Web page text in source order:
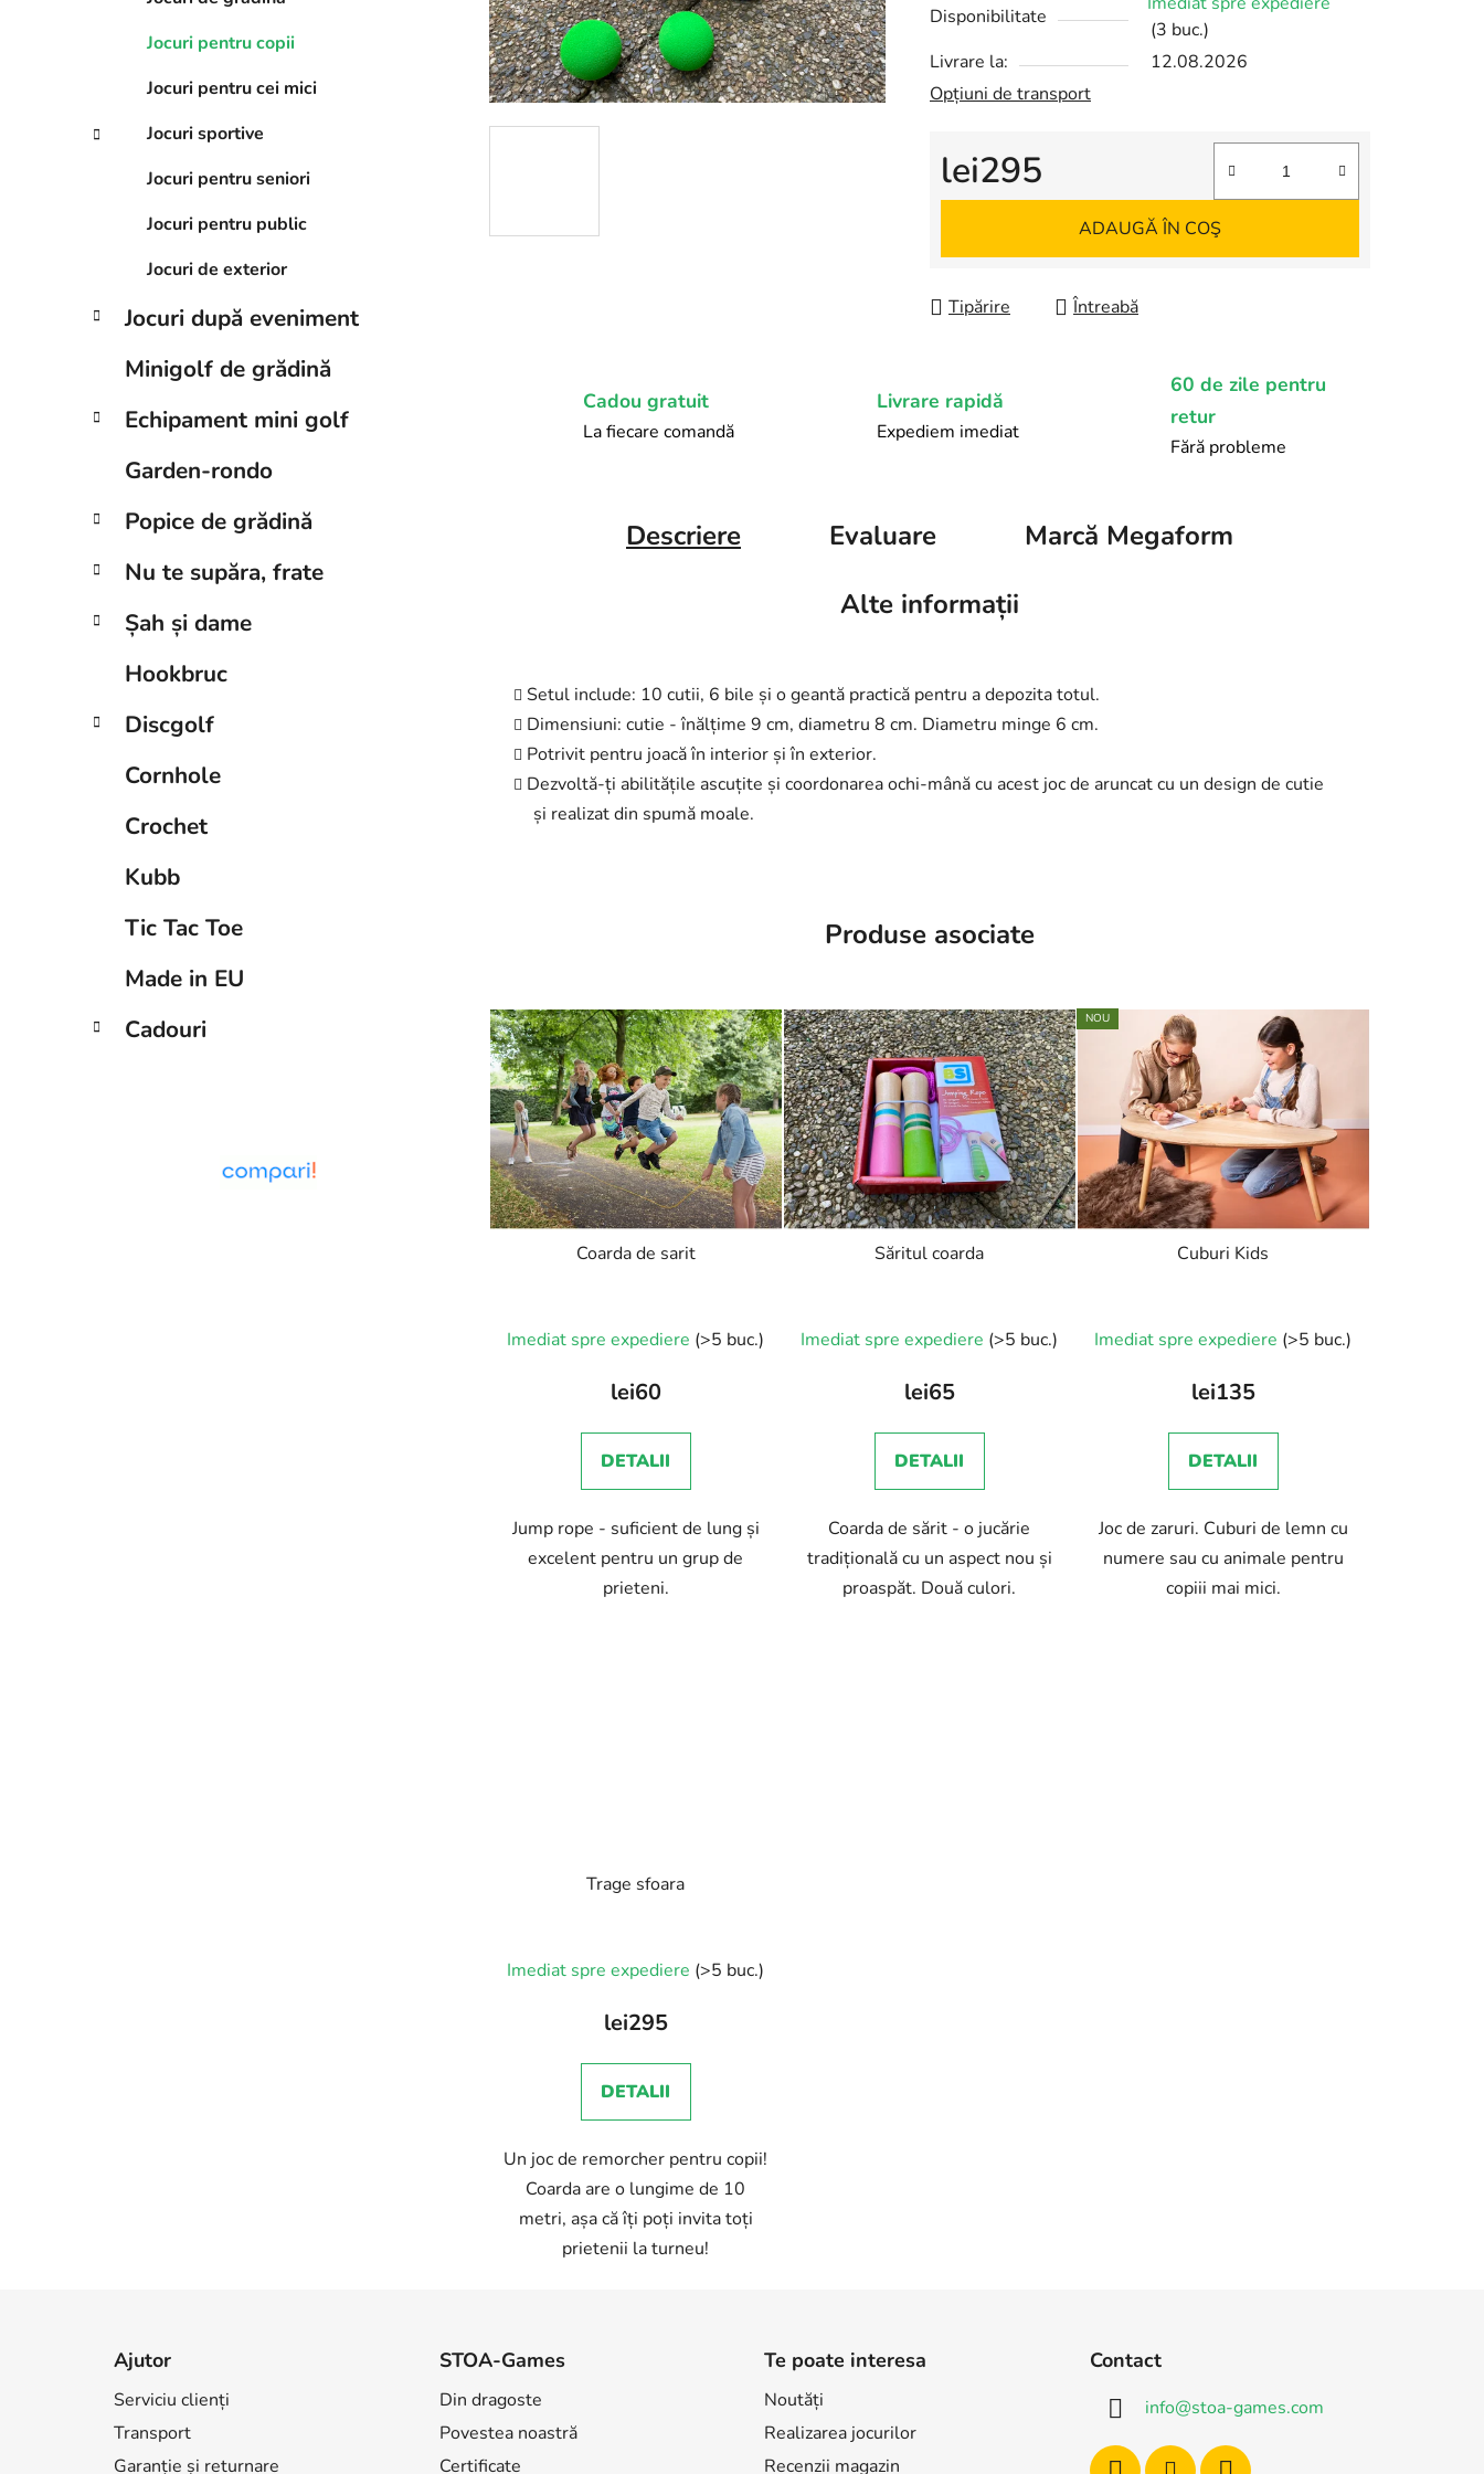
Jocuri pentru copii
Jocuri pentru cei mici
Jocuri sportive
Jocuri pentru seniori
Jocuri pentru public
Jocuri de exterior
Jocuri după eveniment
Minigolf de grădină
Echipament mini golf
Garden-rondo
Popice de grădină
Nu te supăra, frate
Șah și dame
Hookbruc
Discgolf
Cornhole
Crochet
Kubb
Tic Tac Toe
Made in EU
Cadouri
0,0
5
stele.
Disponibilitate
(3 buc.)
Livrare la:
12.08.2026
Opțiuni de transport
lei295
Evaluare preţ:
ADAUGĂ ÎN COŞ
Tipărire Întreabă
Cadou gratuit
La fiecare comandă
Livrare rapidă
Expediem imediat
60 de zile pentru
retur
Fără probleme
Descriere Evaluare Marcă Megaform
Alte informații
Setul include: 10 cutii, 6 bile și o geantă practică pentru a depozita totul.
Dimensiuni: cutie - înălțime 9 cm, diametru 8 cm. Diametru minge 6 cm.
Potrivit pentru joacă în interior și în exterior.
Dezvoltă-ți abilitățile ascuțite și coordonarea ochi-mână cu acest joc de aruncat cu un design de cutie
și realizat din spumă moale.
Produse asociate
Coarda de sarit
Imediat spre expediere (>5 buc.)
lei60
DETALII
Jump rope - suficient de lung și
excelent pentru un grup de
prieteni.
Săritul coarda
Imediat spre expediere (>5 buc.)
lei65
DETALII
Coarda de sărit - o jucărie
tradițională cu un aspect nou și
proaspăt. Două culori.
NOU
Cuburi Kids
Imediat spre expediere (>5 buc.)
lei135
DETALII
Joc de zaruri. Cuburi de lemn cu
numere sau cu animale pentru
copiii mai mici.
Trage sfoara
Imediat spre expediere (>5 buc.)
lei295
DETALII
Un joc de remorcher pentru copii!
Coarda are o lungime de 10
metri, așa că îți poți invita toți
prietenii la turneu!
Ajutor
Serviciu clienți
Transport
Garanție și returnare
STOA-Games
Din dragoste
Povestea noastră
Certificate
Te poate interesa
Noutăți
Realizarea jocurilor
Recenzii magazin
Contact
info@stoa-games.com